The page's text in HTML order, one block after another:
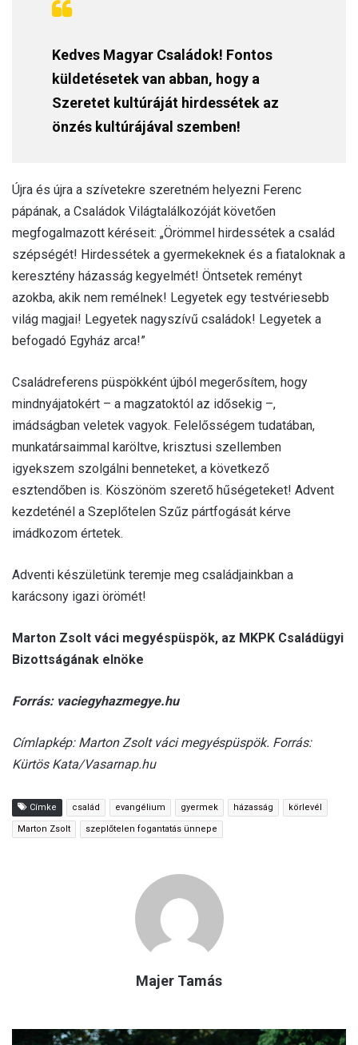
Kedves Magyar Családok! Fontos
küldetésetek van abban, hogy a
Szeretet kultúráját hirdessétek az
önzés kultúrájával szemben!
Újra és újra a szívetekre szeretném helyezni Ferenc
pápának, a Családok Világtalálkozóját követően
megfogalmazott kéréseit: „Örömmel hirdessétek a család
szépségét! Hirdessétek a gyermekeknek és a fiataloknak a
keresztény házasság kegyelmét! Öntsetek reményt
azokba, akik nem remélnek! Legyetek egy testvériesebb
világ magjai! Legyetek nagyszívű családok! Legyetek a
befogadó Egyház arca!”
Családreferens püspökként újból megerősítem, hogy
mindnyájatokért – a magzatoktól az idősekig –,
imádságban veletek vagyok. Felelősségem tudatában,
munkatársaimmal karöltve, krisztusi szellemben
igyekszem szolgálni benneteket, a következő
esztendőben is. Köszönöm szerető hűségeteket! Advent
kezdeténél a Szeplőtelen Szűz pártfogását kérve
imádkozom értetek.
Adventi készületünk teremje meg családjainkban a
karácsony igazi örömét!
Marton Zsolt váci megyéspüspök, az MKPK Családügyi
Bizottságának elnöke
Forrás: vaciegyhazmegye.hu
Címlapkép: Marton Zsolt váci megyéspüspök. Forrás:
Kürtös Kata/Vasarnap.hu
Címke család evangélium gyermek házasság körlevél
Marton Zsolt szeplőtelen fogantatás ünnepe
Majer Tamás